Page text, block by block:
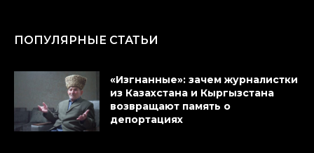
ПОПУЛЯРНЫЕ СТАТЬИ
«Изгнанные»: зачем журналистки
из Казахстана и Кыргызстана
возвращают память о
депортациях